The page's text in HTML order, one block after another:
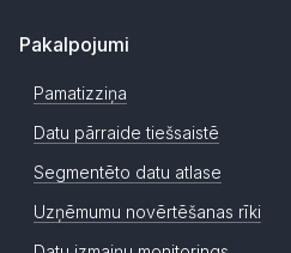
Pakalpojumi
Pamatizziņa
Datu pārraide tiešsaistē
Segmentēto datu atlase
Uzņēmumu novērtēšanas rīki